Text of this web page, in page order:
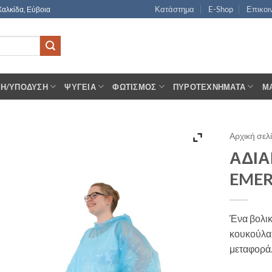
Εύβοια Κατάστημα E-Shop
ΥΠΌΔΥΣΗ ΨΥΓΕΊΑ ΦΩΤΙΣΜΌΣ ΠΥΡΟΤΕΧΝΉΜΑΤΑ
Αρχική
Ένα
μεταφορά.